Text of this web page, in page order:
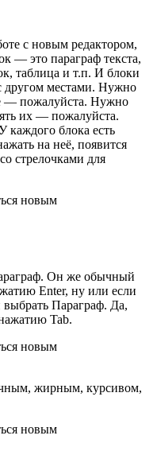
с новым редактором,
— это параграф текста,
таблица и т.п. И блоки
другом местами. Нужно
— пожалуйста. Нужно
их — пожалуйста.
каждого блока есть
на неё, появится
стрелочками для
Он же обычный
Enter, ну или если
выбрать Параграф. Да,
Tab.
жирным, курсивом,